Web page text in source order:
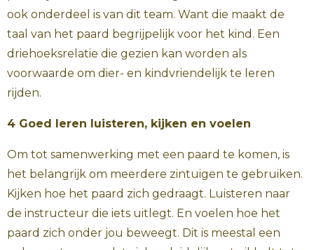
ook onderdeel is van dit team. Want die maakt de
taal van het paard begrijpelijk voor het kind. Een
driehoeksrelatie die gezien kan worden als
voorwaarde om dier- en kindvriendelijk te leren
rijden.
4 Goed leren luisteren, kijken en voelen
Om tot samenwerking met een paard te komen, is
het belangrijk om meerdere zintuigen te gebruiken.
Kijken hoe het paard zich gedraagt. Luisteren naar
de instructeur die iets uitlegt. En voelen hoe het
paard zich onder jou beweegt. Dit is meestal een